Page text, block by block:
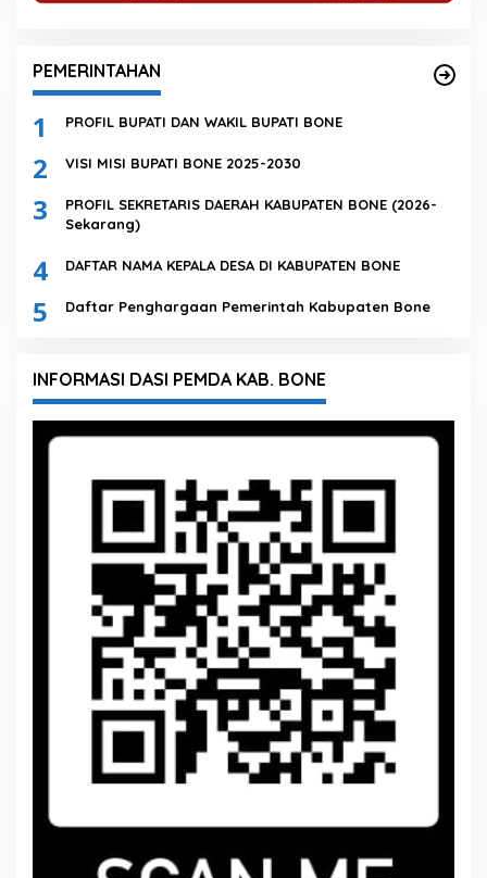
PEMERINTAHAN
1 PROFIL BUPATI DAN WAKIL BUPATI BONE
2 VISI MISI BUPATI BONE 2025-2030
3
PROFIL SEKRETARIS DAERAH KABUPATEN BONE (2026-
Sekarang)
4 DAFTAR NAMA KEPALA DESA DI KABUPATEN BONE
5 Daftar Penghargaan Pemerintah Kabupaten Bone
INFORMASI DASI PEMDA KAB. BONE